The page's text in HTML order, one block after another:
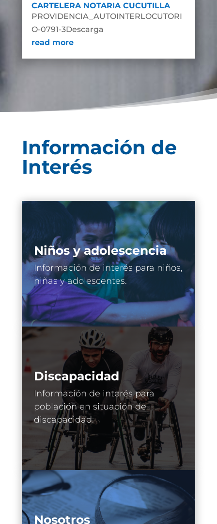
CARTELERA NOTARIA CUCUTILLA
PROVIDENCIA_AUTOINTERLOCUTORI
O-0791-3Descarga
read more
Información de
Interés
Niños y adolescencia
Información de interés para niños,
niñas y adolescentes.
Discapacidad
Información de interés para
población en situación de
discapacidad.
Nosotros